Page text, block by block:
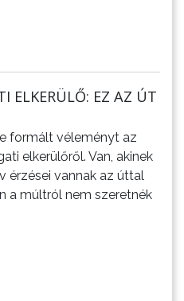
ELKERÜLŐ: EZ AZ ÚT
formált véleményt az
elkerülőről. Van, akinek
érzései vannak az úttal
a múltról nem szeretnék